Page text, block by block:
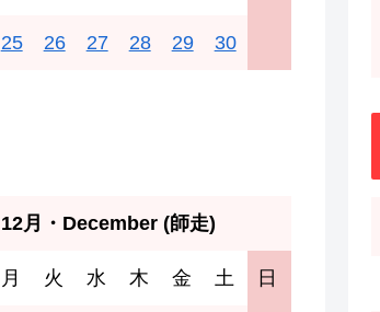
25 26 27 28 29 30
12月・December (師走)
月 火 水 木 金 土 日